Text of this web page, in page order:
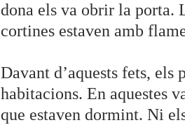
dona els va obrir la porta.
cortines estaven amb
Davant d’aquests fets,
habitacions. En aquestes
que estaven dormint. Ni